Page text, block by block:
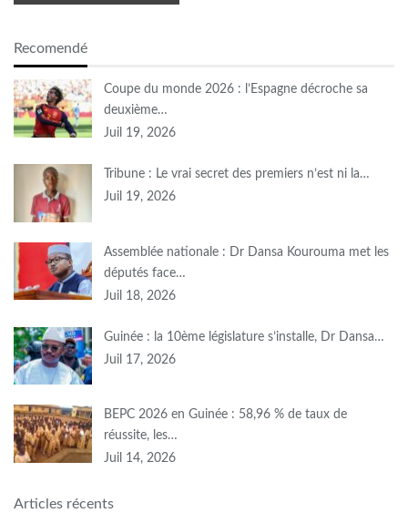
Recomendé
Coupe du monde 2026 : l’Espagne décroche sa
deuxième…
Juil 19, 2026
Tribune : Le vrai secret des premiers n’est ni la…
Juil 19, 2026
Assemblée nationale : Dr Dansa Kourouma met les
députés face…
Juil 18, 2026
Guinée : la 10ème législature s’installe, Dr Dansa…
Juil 17, 2026
BEPC 2026 en Guinée : 58,96 % de taux de
réussite, les…
Juil 14, 2026
Articles récents